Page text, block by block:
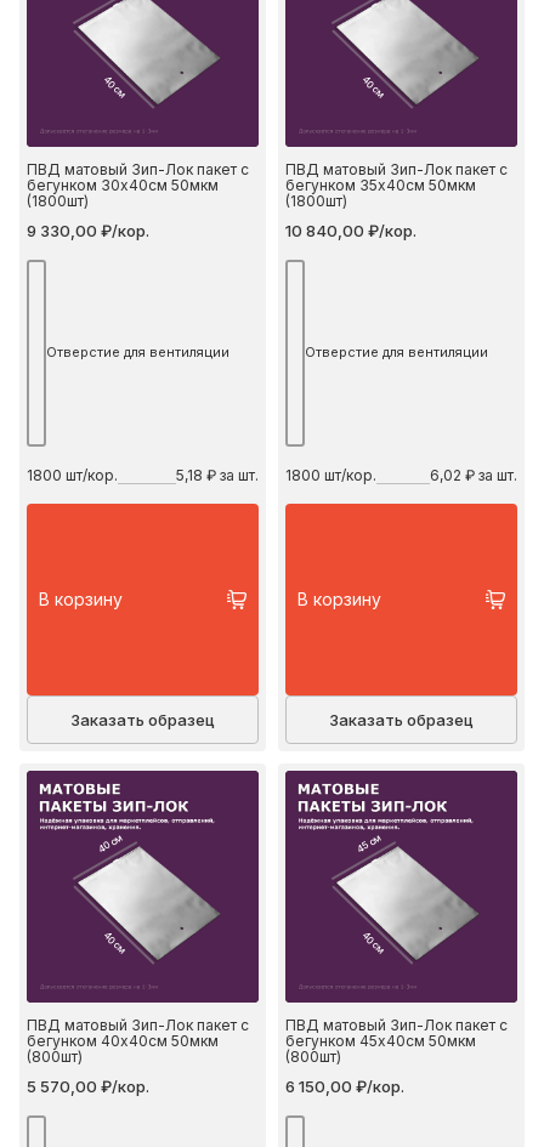
40 см
ПВД матовый Зип-Лок пакет с
бегунком 30х40см 50мкм
(1800шт)
9 330,00 ₽/кор.
Отверстие для вентиляции
1800 шт/кор. 5,18 ₽ за шт.
В корзину
Заказать образец
40 см
ПВД матовый Зип-Лок пакет с
бегунком 35х40см 50мкм
(1800шт)
10 840,00 ₽/кор.
Отверстие для вентиляции
1800 шт/кор. 6,02 ₽ за шт.
В корзину
Заказать образец
40 см
40 см
ПВД матовый Зип-Лок пакет с
бегунком 40х40см 50мкм
(800шт)
5 570,00 ₽/кор.
45 см
40 см
ПВД матовый Зип-Лок пакет с
бегунком 45х40см 50мкм
(800шт)
6 150,00 ₽/кор.